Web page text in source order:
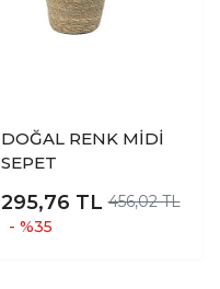
DOĞAL RENK MİDİ
SEPET
295,76 TL 456,02 TL
- %35